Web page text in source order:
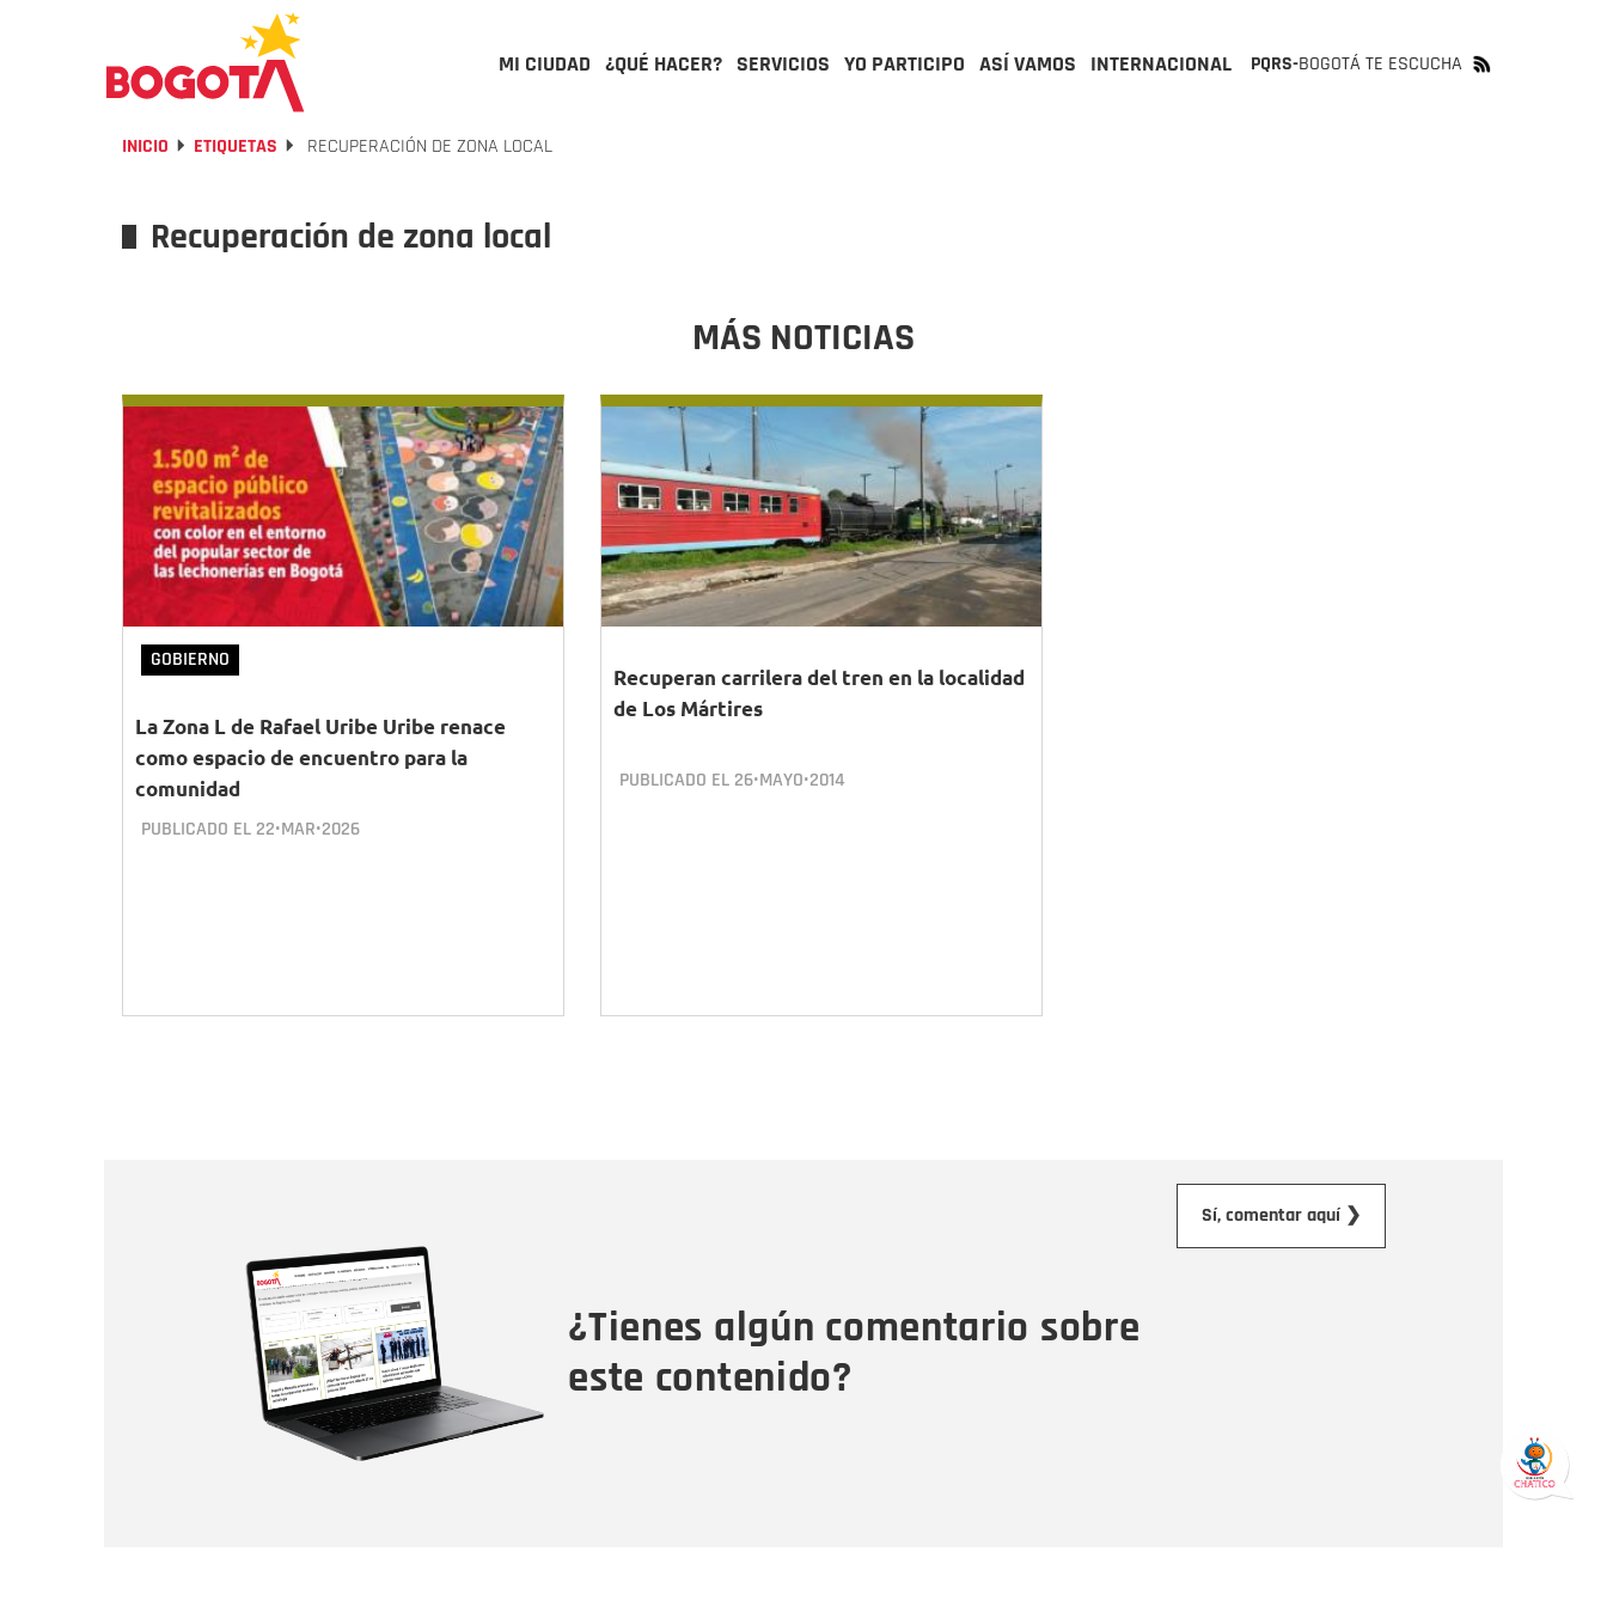
MI CIUDAD ¿QUÉ HACER? SERVICIOS YO PARTICIPO ASÍ VAMOS INTERNACIONAL PQRS-BOGOTÁ TE ESCUCHA
INICIO ETIQUETAS RECUPERACIÓN DE ZONA LOCAL
Recuperación de zona local
MÁS NOTICIAS
GOBIERNO
La Zona L de Rafael Uribe Uribe renace
como espacio de encuentro para la
comunidad
PUBLICADO EL 22•MAR•2026
Recuperan carrilera del tren en la localidad
de Los Mártires
PUBLICADO EL 26•MAYO•2014
¿Tienes algún comentario sobre
este contenido?
Sí, comentar aquí ❯